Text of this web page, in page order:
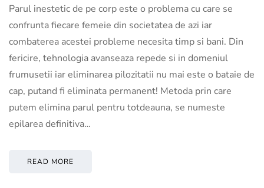
Parul inestetic de pe corp este o problema cu care se
confrunta fiecare femeie din societatea de azi iar
combaterea acestei probleme necesita timp si bani. Din
fericire, tehnologia avanseaza repede si in domeniul
frumusetii iar eliminarea pilozitatii nu mai este o bataie de
cap, putand fi eliminata permanent! Metoda prin care
putem elimina parul pentru totdeauna, se numeste
epilarea definitiva…
READ MORE